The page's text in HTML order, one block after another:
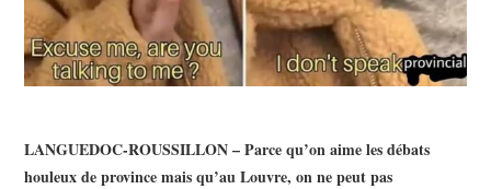
LANGUEDOC-ROUSSILLON – Parce qu’on aime les débats
houleux de province mais qu’au Louvre, on ne peut pas